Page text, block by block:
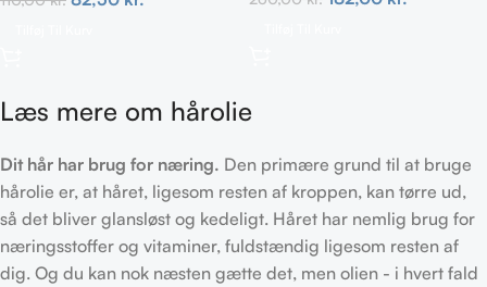
Læs mere om hårolie
Dit hår har brug for næring. Den primære grund til at bruge
hårolie er, at håret, ligesom resten af kroppen, kan tørre ud,
så det bliver glansløst og kedeligt. Håret har nemlig brug for
næringsstoffer og vitaminer, fuldstændig ligesom resten af
dig. Og du kan nok næsten gætte det, men olien - i hvert fald